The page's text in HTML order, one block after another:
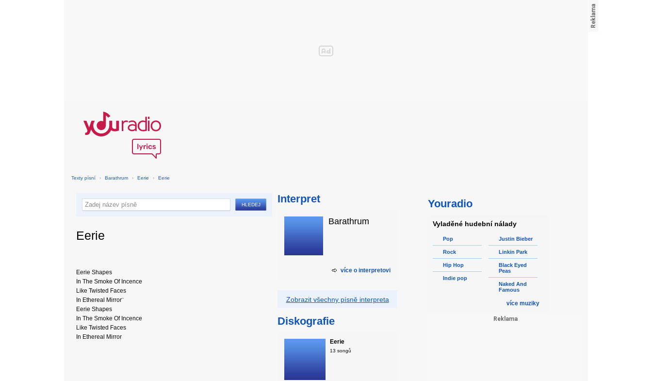
Texty písní › Barathrum › Eerie › Eerie
Eerie
Eerie Shapes
In The Smoke Of Incence
Like Twisted Faces
In Ethereal Mirror¨
Eerie Shapes
In The Smoke Of Incence
Like Twisted Faces
In Ethereal Mirror
Interpret
Barathrum
více o interpretovi
Zobrazit všechny písně interpreta
Diskografie
Eerie
13 songů
Youradio
Vyladěné hudební nálady
Pop
Rock
Hip Hop
Indie pop
Justin Bieber
Linkin Park
Black Eyed
Peas
Naked And
Famous
více muziky